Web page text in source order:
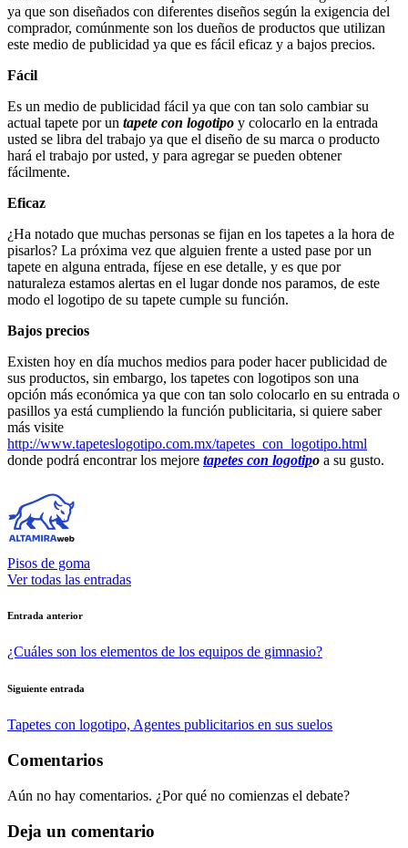
ya que son diseñados con diferentes diseños según la exigencia del
comprador, comúnmente son los dueños de productos que utilizan
este medio de publicidad ya que es fácil eficaz y a bajos precios.
Fácil
Es un medio de publicidad fácil ya que con tan solo cambiar su
actual tapete por un tapete con logotipo y colocarlo en la entrada
usted se libra del trabajo ya que el diseño de su marca o producto
hará el trabajo por usted, y para agregar se pueden obtener
fácilmente.
Eficaz
¿Ha notado que muchas personas se fijan en los tapetes a la hora de
pisarlos? La próxima vez que alguien frente a usted pase por un
tapete en alguna entrada, fíjese en ese detalle, y es que por
naturaleza estamos alertas en el lugar donde nos paramos, de este
modo el logotipo de su tapete cumple su función.
Bajos precios
Existen hoy en día muchos medios para poder hacer publicidad de
sus productos, sin embargo, los tapetes con logotipos son una
opción más económica ya que con tan solo colocarlo en su entrada o
pasillos ya está cumpliendo la función publicitaria, si quiere saber
más visite
http://www.tapeteslogotipo.com.mx/tapetes_con_logotipo.html
donde podrá encontrar los mejore tapetes con logotipo a su gusto.
Pisos de goma
Ver todas las entradas
Navegación
de
Entrada anterior
¿Cuáles son los elementos de los equipos de gimnasio?
Siguiente entrada
Tapetes con logotipo, Agentes publicitarios en sus suelos
Comentarios
Aún no hay comentarios. ¿Por qué no comienzas el debate?
Deja un comentario